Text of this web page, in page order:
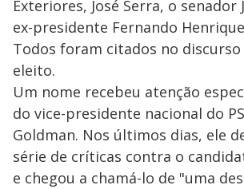
Exteriores, José Serra, o senador
ex-presidente Fernando
Todos foram citados no
eleito.
Um nome recebeu atenção
do vice-presidente nacional do
Goldman. Nos últimos dias, ele
série de críticas contra o
e chegou a chamá-lo de "uma